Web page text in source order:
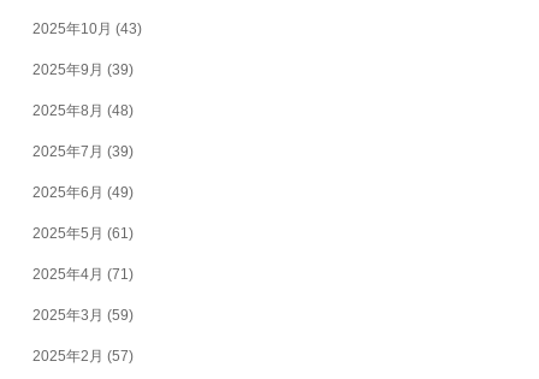
2025年10月 (43)
2025年9月 (39)
2025年8月 (48)
2025年7月 (39)
2025年6月 (49)
2025年5月 (61)
2025年4月 (71)
2025年3月 (59)
2025年2月 (57)